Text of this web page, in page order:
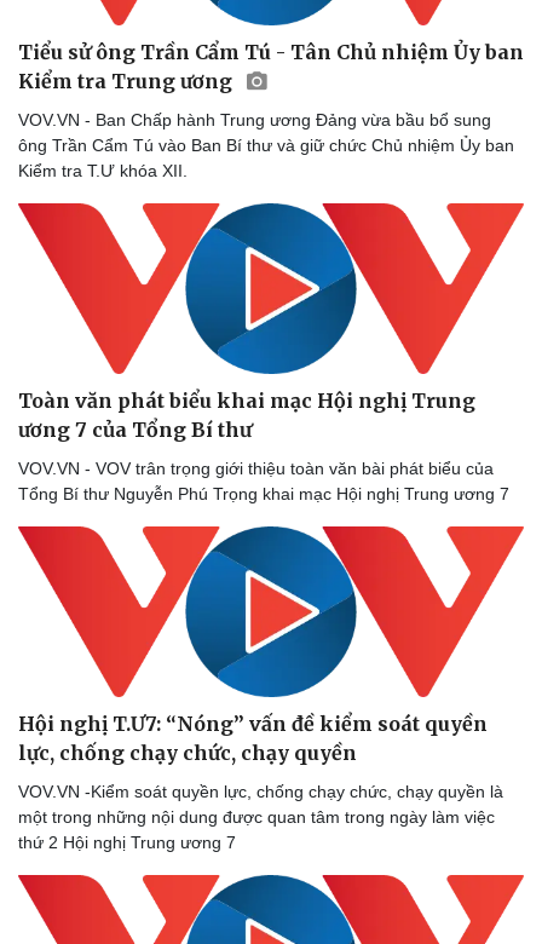
Dinh dưỡng - món ngon
Cây thuốc
Sản phụ khoa
Nam khoa
Làm đẹp - giảm cân
Phòng mạch online
Ăn sạch sống khỏe
Nhà đẹp
Blog
Tiểu sử ông Trần Cẩm Tú - Tân Chủ nhiệm Ủy ban
Kiểm tra Trung ương
VOV.VN - Ban Chấp hành Trung ương Đảng vừa bầu bổ sung
ông Trần Cẩm Tú vào Ban Bí thư và giữ chức Chủ nhiệm Ủy ban
Kiểm tra T.Ư khóa XII.
Toàn văn phát biểu khai mạc Hội nghị Trung
ương 7 của Tổng Bí thư
VOV.VN - VOV trân trọng giới thiệu toàn văn bài phát biểu của
Tổng Bí thư Nguyễn Phú Trọng khai mạc Hội nghị Trung ương 7
Hội nghị T.Ư7: “Nóng” vấn đề kiểm soát quyền
lực, chống chạy chức, chạy quyền
VOV.VN -Kiểm soát quyền lực, chống chạy chức, chạy quyền là
một trong những nội dung được quan tâm trong ngày làm việc
thứ 2 Hội nghị Trung ương 7